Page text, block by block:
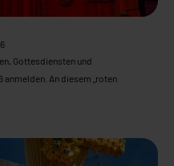
Gottesdiensten und
anmelden. An diesem „roten